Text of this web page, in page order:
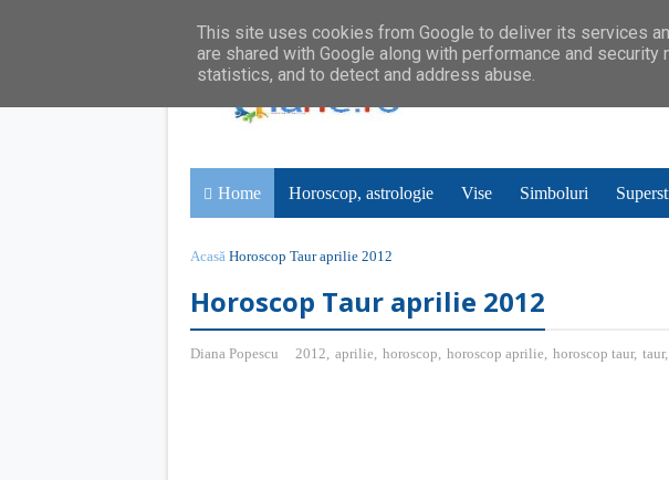
Home Horoscop, astrologie Vise Simboluri
Acasă Horoscop Taur aprilie 2012
Horoscop Taur aprilie 2012
Diana Popescu 2012, aprilie, horoscop, horoscop aprilie, horoscop taur, taur,
This site uses cookies from Google to deliver its services
are shared with Google along with performance and
statistics, and to detect and address abuse.